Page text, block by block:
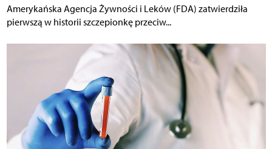
Amerykańska Agencja Żywności i Leków (FDA) zatwierdziła
pierwszą w historii szczepionkę przeciw...